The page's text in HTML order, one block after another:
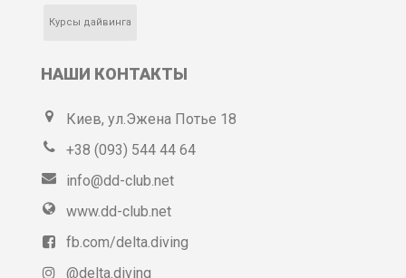
Курсы дайвинга
НАШИ КОНТАКТЫ
Киев, ул.Эжена Потье 18
+38 (093) 544 44 64
info@dd-club.net
www.dd-club.net
fb.com/delta.diving
@delta.diving